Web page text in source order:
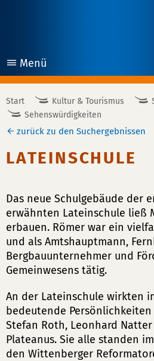
Menü
öffnen
Start Kultur & Tourismus
Sehenswürdigkeiten
zurück zu den Suchergebnissen
LATEINSCHULE
Das neue Schulgebäude der
erwähnten Lateinschule ließ
erbauen. Römer war ein
und als Amtshauptmann,
Bergbauunternehmer und
Gemeinwesens tätig.
An der Lateinschule wirkten
bedeutende Persönlichkeiten
Stefan Roth, Leonhard
Plateanus. Sie alle standen
den Wittenberger